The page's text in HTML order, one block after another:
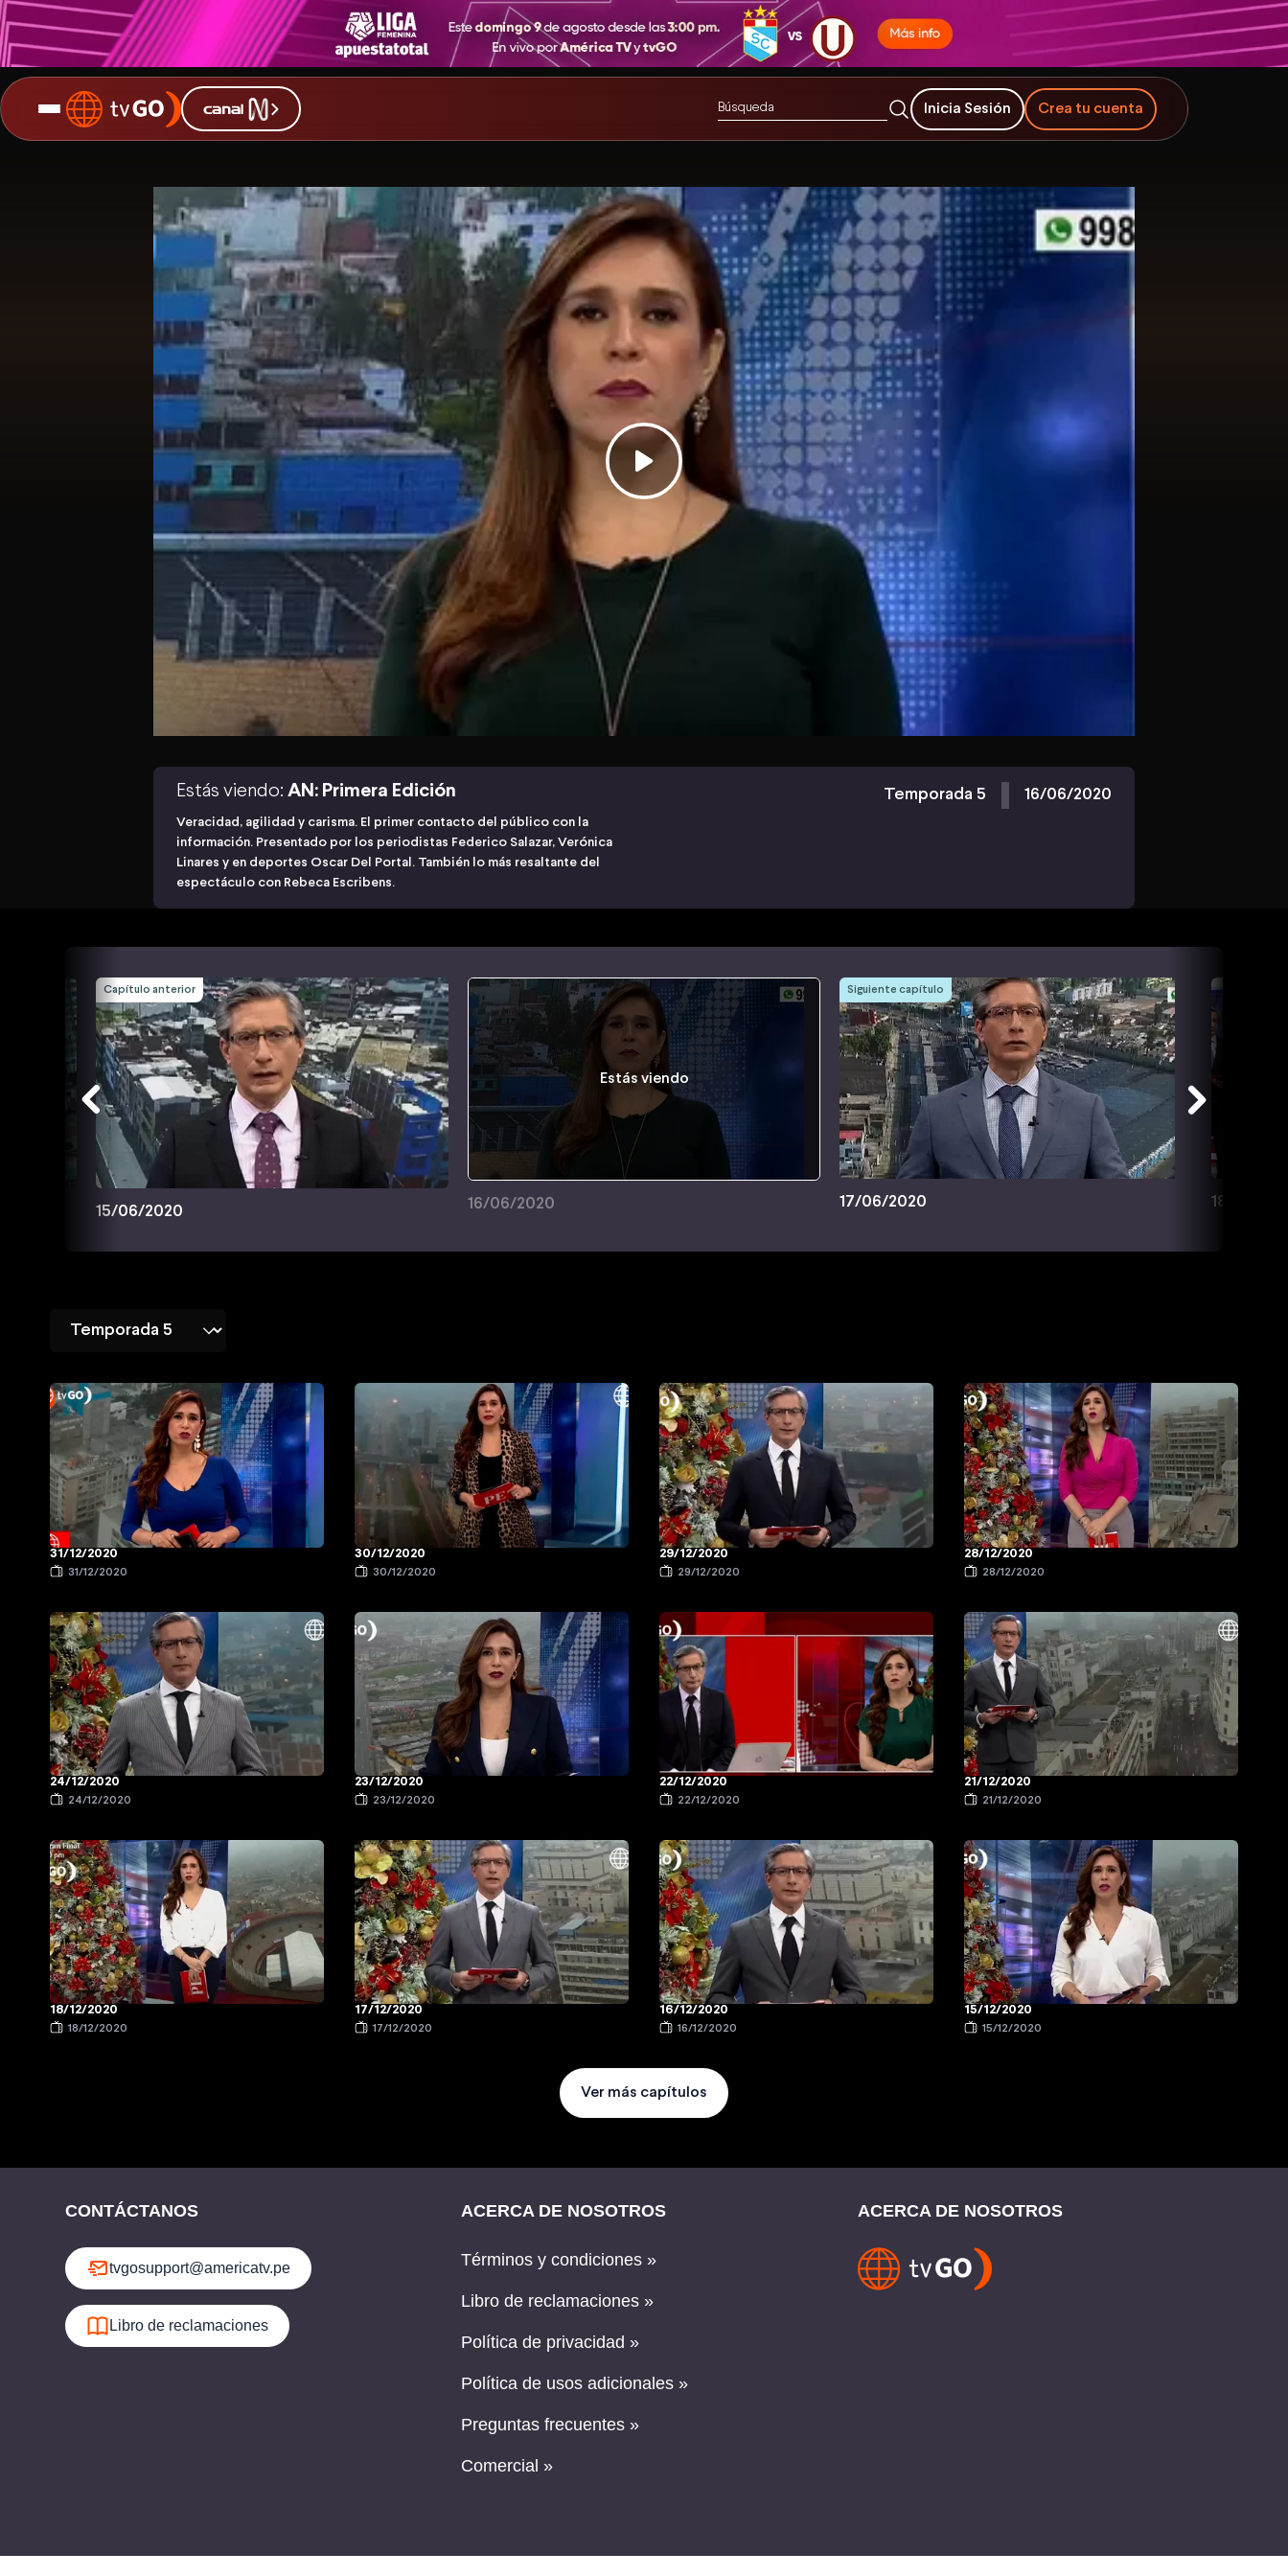
Inicia Sesión Crea tu cuenta
Estás viendo: AN: Primera Edición
Veracidad, agilidad y carisma. El primer contacto del público con la
información. Presentado por los periodistas Federico Salazar, Verónica
Linares y en deportes Oscar Del Portal. También lo más resaltante del
espectáculo con Rebeca Escribens.
Temporada 5 16/06/2020
Capítulo anterior
15/06/2020
Estás viendo
16/06/2020
Siguiente capítulo
17/06/2020 18/06/
31/12/2020
31/12/2020
30/12/2020
30/12/2020
29/12/2020
29/12/2020
28/12/2020
28/12/2020
24/12/2020
24/12/2020
23/12/2020
23/12/2020
22/12/2020
22/12/2020
21/12/2020
21/12/2020
18/12/2020
18/12/2020
17/12/2020
17/12/2020
16/12/2020
16/12/2020
15/12/2020
15/12/2020
Ver más capítulos
CONTÁCTANOS
tvgosupport@americatv.pe
Libro de reclamaciones
ACERCA DE NOSOTROS
Términos y condiciones »
Libro de reclamaciones »
Política de privacidad »
Política de usos adicionales »
Preguntas frecuentes »
Comercial »
ACERCA DE NOSOTROS